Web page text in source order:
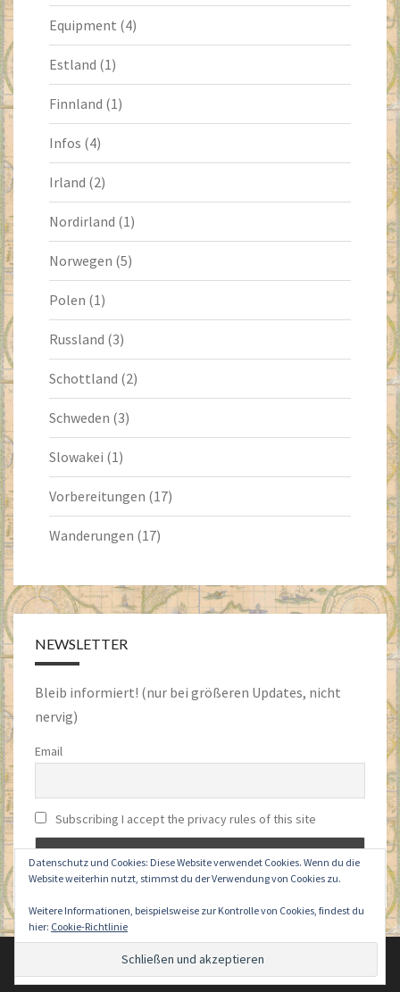
Equipment (4)
Estland (1)
Finnland (1)
Infos (4)
Irland (2)
Nordirland (1)
Norwegen (5)
Polen (1)
Russland (3)
Schottland (2)
Schweden (3)
Slowakei (1)
Vorbereitungen (17)
Wanderungen (17)
NEWSLETTER
Bleib informiert! (nur bei größeren Updates, nicht
nervig)
Email
Subscribing I accept the privacy rules of this site
Stolz präsentiert vonWordPress
Datenschutz und Cookies: Diese Website verwendet Cookies. Wenn du die
Website weiterhin nutzt, stimmst du der Verwendung von Cookies zu.
Weitere Informationen, beispielsweise zur Kontrolle von Cookies, findest du
hier: Cookie-Richtlinie